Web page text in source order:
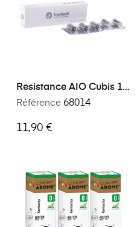
Resistance AIO Cubis 1
Ohm
Référence 68014
11,90 €